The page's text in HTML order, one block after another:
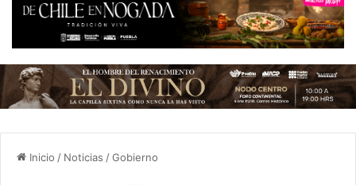
Inicio / Noticias /Gobierno